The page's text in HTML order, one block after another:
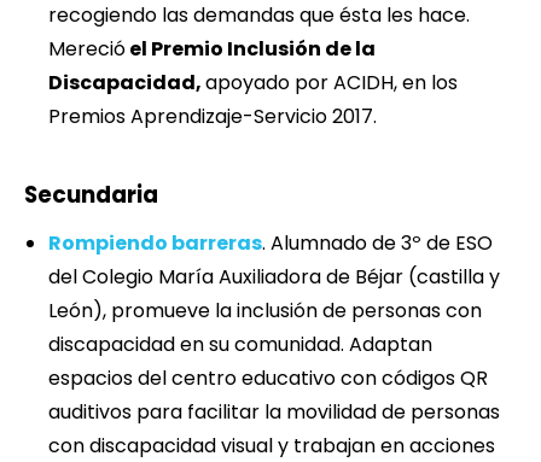
recogiendo las demandas que ésta les hace.
Merecióel Premio Inclusión de la
Discapacidad,apoyado por ACIDH, en los
Premios Aprendizaje-Servicio 2017.
Secundaria
Rompiendo barreras. Alumnado de 3º de ESO
del Colegio María Auxiliadora de Béjar (castilla y
León), promueve la inclusión de personas con
discapacidad en su comunidad. Adaptan
espacios del centro educativo con códigos QR
auditivos para facilitar la movilidad de personas
con discapacidad visual y trabajan en acciones